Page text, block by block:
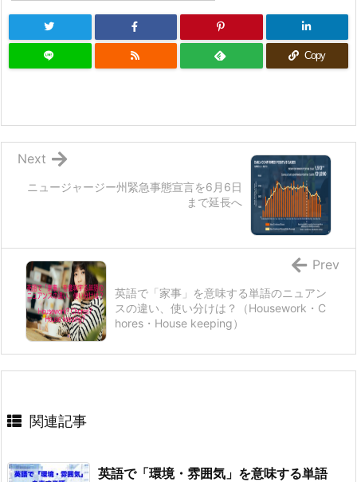
Copy
ニュージャージー州緊急事態宣言を6月6日
まで延長へ
Next
英語で「家事」を意味する単語のニュアン
スの違い、使い分けは？（Housework・C
hores・House keeping）
Prev
関連記事
英語で「環境・雰囲気」を意味する単語